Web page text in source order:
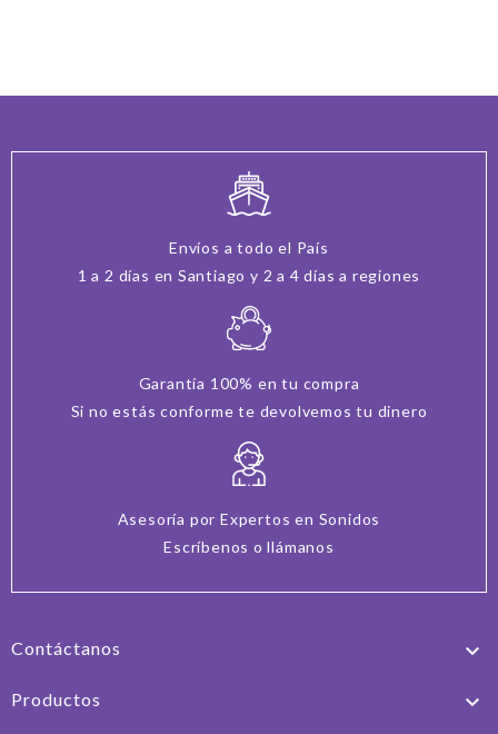
Envíos a todo el País
1 a 2 días en Santiago y 2 a 4 días a regiones
Garantía 100% en tu compra
Si no estás conforme te devolvemos tu dinero
Asesoría por Expertos en Sonidos
Escríbenos o llámanos
Contáctanos 
Productos 